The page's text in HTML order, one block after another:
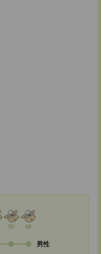
50 60
男性